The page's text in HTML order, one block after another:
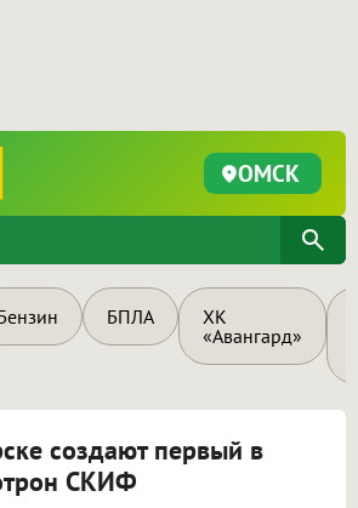
ОМСК
БПЛА
ХК
«Авангард»
создают первый в
СКИФ